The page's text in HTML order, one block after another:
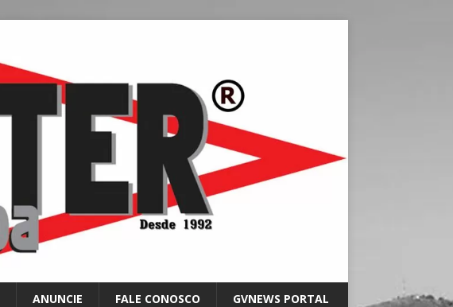
ANUNCIE FALE CONOSCO GVNEWS PORTAL